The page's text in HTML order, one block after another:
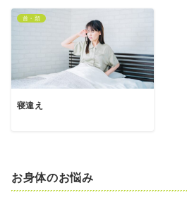
首・頚
寝違え
お身体のお悩み